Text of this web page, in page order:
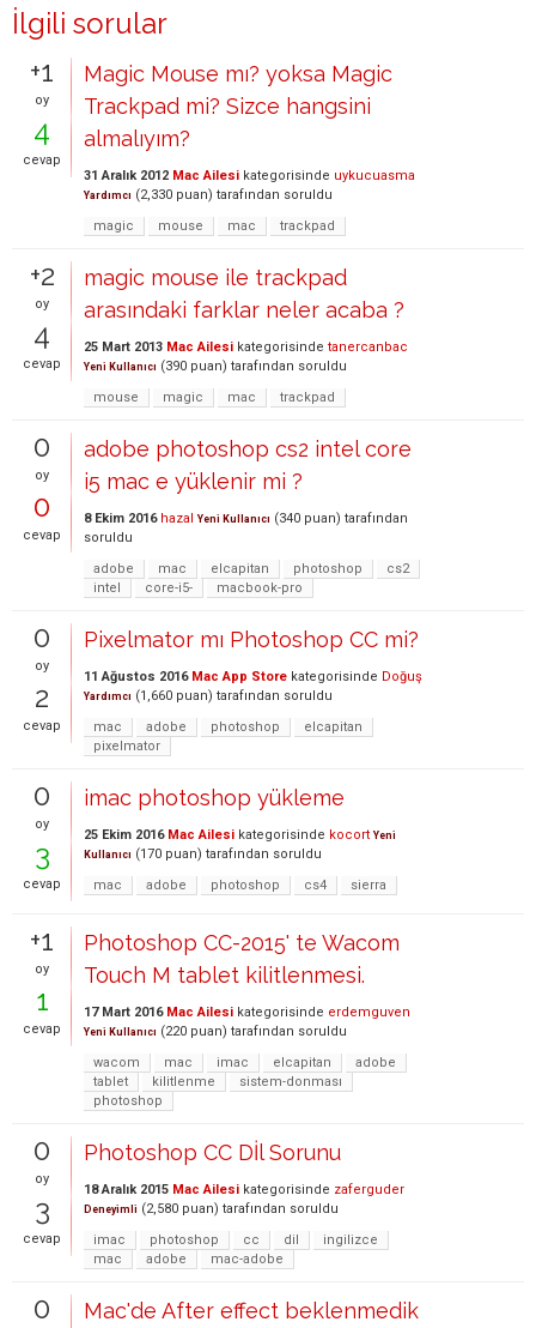
İlgili sorular
+1
oy
4
cevap
Magic Mouse mı? yoksa Magic
Trackpad mi? Sizce hangsini
almalıyım?
31 Aralık 2012 Mac Ailesi kategorisinde uykucuasma
Yardımcı (2,330 puan) tarafından soruldu
magic
mouse mac trackpad
+2
oy
4
cevap
magic mouse ile trackpad
arasındaki farklar neler acaba ?
25 Mart 2013 Mac Ailesi kategorisinde tanercanbac
Yeni Kullanıcı (390 puan) tarafından soruldu
mouse
magic mac trackpad
0
oy
0
cevap
adobe photoshop cs2 intel core
i5 mac e yüklenir mi ?
8 Ekim 2016 hazal Yeni Kullanıcı (340 puan) tarafından
soruldu
adobe
mac elcapitan photoshop
cs2
intel
core-i5- macbook-pro
0
oy
2
cevap
Pixelmator mı Photoshop CC mi?
11 Ağustos 2016 Mac App Store kategorisinde Doğuş
Yardımcı (1,660 puan) tarafından soruldu
mac
adobe photoshop
elcapitan
pixelmator
0
oy
3
cevap
imac photoshop yükleme
25 Ekim 2016 Mac Ailesi kategorisinde kocort Yeni
Kullanıcı (170 puan) tarafından soruldu
mac
adobe photoshop cs4 sierra
+1
oy
1
cevap
Photoshop CC-2015' te Wacom
Touch M tablet kilitlenmesi.
17 Mart 2016 Mac Ailesi kategorisinde erdemguven
Yeni Kullanıcı (220 puan) tarafından soruldu
wacom
mac imac elcapitan
adobe
tablet
kilitlenme
sistem-donması
photoshop
0
oy
3
cevap
Photoshop CC Dİl Sorunu
18 Aralık 2015 Mac Ailesi kategorisinde zaferguder
Deneyimli (2,580 puan) tarafından soruldu
imac
photoshop cc dil
ingilizce
mac
adobe mac-adobe
0
Mac'de After effect beklenmedik